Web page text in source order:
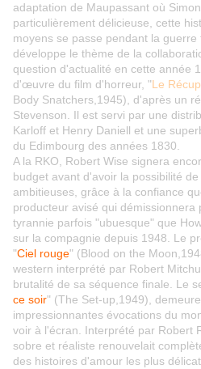
adaptation de Maupassant où
particulièrement délicieuse, cette
moyens se passe pendant la
développe le thème de la
question d'actualité en cette année
d'œuvre du film d'horreur, "Le
Body Snatchers,1945), d'après un
Stevenson. Il est servi par une
Karloff et Henry Daniell et une
du Edimbourg des années 1830.
A la RKO, Robert Wise signera
budget avant d'avoir la possibilité
ambitieuses, grâce à la confiance
producteur avisé qui démissionnera
tyrannie parfois "ubuesque" que
sur la compagnie depuis 1948. Le
"Ciel rouge" (Blood on the
western interprété par Robert
brutalité de sa séquence finale. Le
ce soir" (The Set-up,1949),
impressionnantes évocations du
voir à l'écran. Interprété par Robert
sobre et réaliste renouvelait
des histoires d'amour les plus